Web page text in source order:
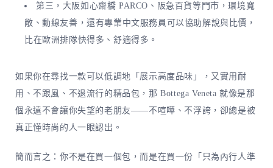
第三，大阪如心齋橋 PARCO、阪急百貨等門市，環境寬
敞、動線友善，還有專業中文服務員可以協助解說與比價，
比在歐洲排隊快得多、舒適得多。
如果你在尋找一款可以低調地「展示高度品味」，又實用耐
用、不跟風、不退流行的精品包，那 Bottega Veneta 就像是那
個永遠不會讓你失望的老朋友——不喧嘩、不浮誇，卻總是被
真正懂時尚的人一眼認出。
簡而言之：你不是在買一個包，而是在買一份「只為內行人準